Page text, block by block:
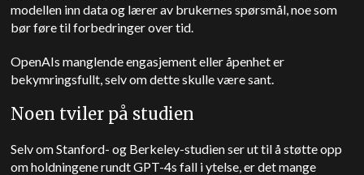
modellen inn data og lærer av brukernes spørsmål, noe som
bør føre til forbedringer over tid.
OpenAIs manglende engasjement eller åpenhet er
bekymringsfullt, selv om dette skulle være sant.
Noen tviler på studien
Selv om Stanford- og Berkeley-studien ser ut til å støtte opp
om holdningene rundt GPT-4s fall i ytelse, er det mange